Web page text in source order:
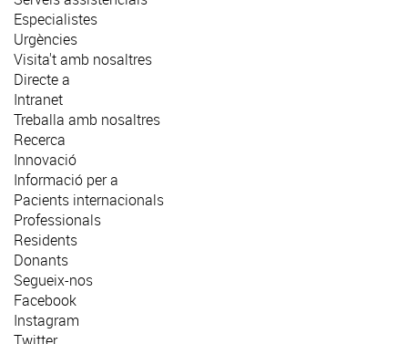
Especialistes
Urgències
Visita't amb nosaltres
Directe a
Intranet
Treballa amb nosaltres
Recerca
Innovació
Informació per a
Pacients internacionals
Professionals
Residents
Donants
Segueix-nos
Facebook
Instagram